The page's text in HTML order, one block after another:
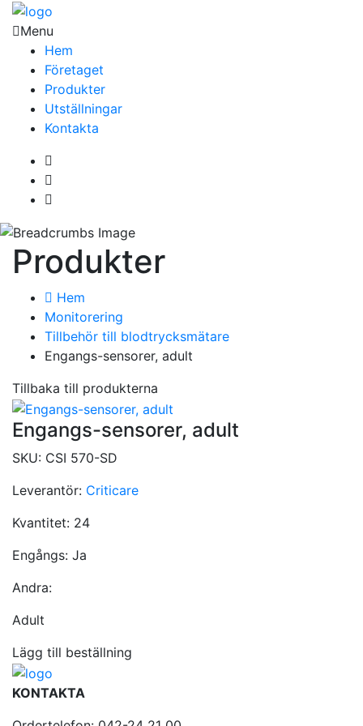
Menu
Hem
Företaget
Produkter
Utställningar
Kontakta
Produkter
Hem
Monitorering
Tillbehör till blodtrycksmätare
Engangs-sensorer, adult
Tillbaka till produkterna
Engangs-sensorer, adult
SKU: CSI 570-SD
Leverantör: Criticare
Kvantitet: 24
Engångs: Ja
Andra:
Adult
Lägg till beställning
KONTAKTA